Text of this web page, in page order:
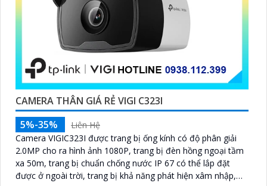
CAMERA THÂN GIÁ RẺ VIGI C323I
5%-35%
Liên Hệ
Camera VIGIC323I được trang bị ống kính có độ phân giải
2.0MP cho ra hình ảnh 1080P, trang bị đèn hồng ngoại tầm
xa 50m, trang bị chuẩn chống nước IP 67 có thể lắp đặt
được ở ngoài trời, trang bị khả năng phát hiện xâm nhập,